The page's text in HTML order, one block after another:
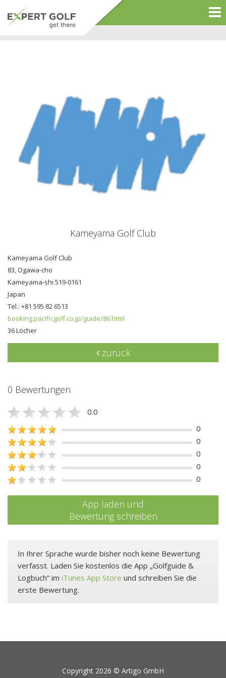
Kameyama Golf Club
Kameyama Golf Club
83, Ogawa-cho
Kameyama-shi 519-0161
Japan
Tel.: +81 595 82 6513
booking.pacificgolf.co.jp/guide/86.html
36 Löcher
zurück
0 Bewertungen
0.0
0
0
0
0
0
App laden und
Bewertung schreiben
In Ihrer Sprache wurde bisher noch keine Bewertung
verfasst. Laden Sie kostenlos die App „Golfguide &
Logbuch“ im iTunes App Store und schreiben Sie die
erste Bewertung.
Copyright 2026 © Artigo GmbH